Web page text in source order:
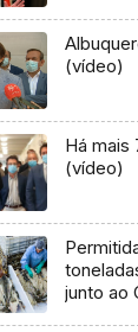
(vídeo)
Há mais
(vídeo)
junto ao